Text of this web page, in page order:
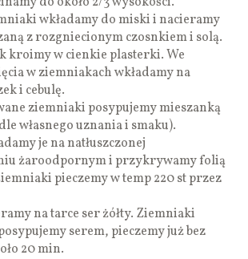
wkładamy do miski i nacieramy
z rozgniecionym czosnkiem i solą.
kroimy w cienkie plasterki. We
w ziemniakach wkładamy na
i cebulę.
ziemniaki posypujemy mieszanką
własnego uznania i smaku).
je na natłuszczonej
żaroodpornym i przykrywamy folią
pieczemy w temp 220 st przez
na tarce ser żółty. Ziemniaki
serem, pieczemy już bez
20 min.